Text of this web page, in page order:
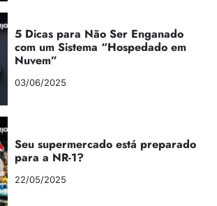
5 Dicas para Não Ser Enganado
com um Sistema “Hospedado em
Nuvem”
03/06/2025
Seu supermercado está preparado
para a NR-1?
22/05/2025